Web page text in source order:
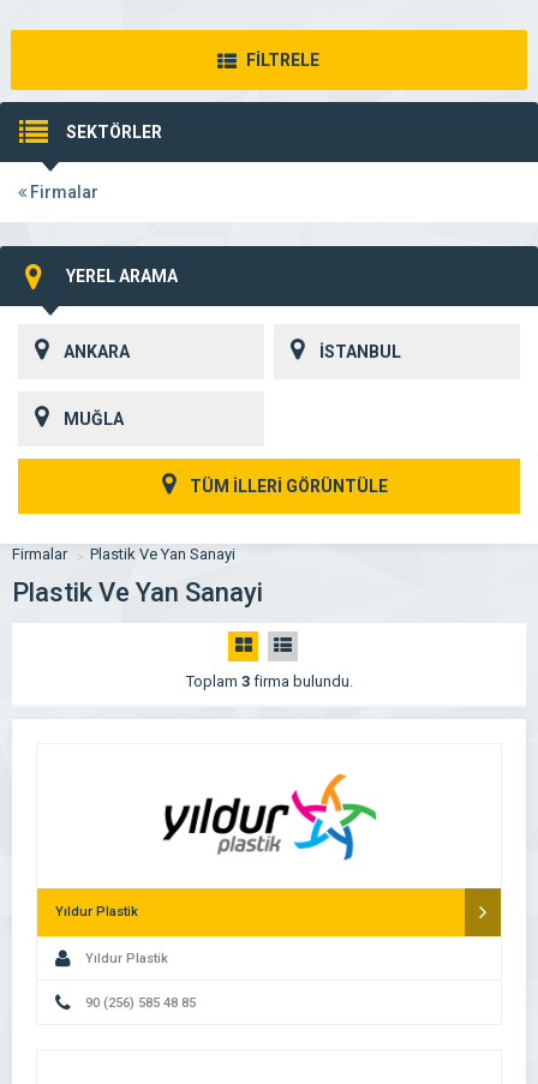
FİLTRELE
SEKTÖRLER
Firmalar
YEREL ARAMA
ANKARA İSTANBUL
MUĞLA
TÜM İLLERİ GÖRÜNTÜLE
Firmalar Plastik Ve Yan Sanayi
Plastik Ve Yan Sanayi
Toplam 3firma bulundu.
Yıldur Plastik
Yıldur Plastik
90 (256) 585 48 85